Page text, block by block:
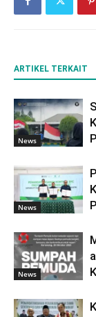
ARTIKEL TERKAIT
News
News
News